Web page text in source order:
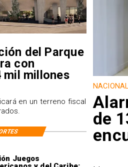
Juegos
del Parque
con
mil millones
en un terreno fiscal
NACIONAL
de